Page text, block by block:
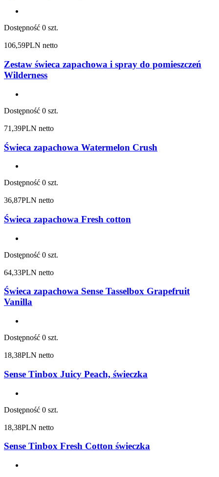
Dostępność 0 szt.
106,59PLN netto
Zestaw świeca zapachowa i spray do pomieszczeń
Wilderness
Dostępność 0 szt.
71,39PLN netto
Świeca zapachowa Watermelon Crush
Dostępność 0 szt.
36,87PLN netto
Świeca zapachowa Fresh cotton
Dostępność 0 szt.
64,33PLN netto
Świeca zapachowa Sense Tasselbox Grapefruit
Vanilla
Dostępność 0 szt.
18,38PLN netto
Sense Tinbox Juicy Peach, świeczka
Dostępność 0 szt.
18,38PLN netto
Sense Tinbox Fresh Cotton świeczka